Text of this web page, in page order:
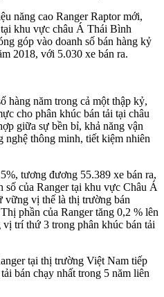
năng cao Ranger Raptor mới,
khu vực châu Á Thái Bình
góp vào doanh số bán hàng kỷ
2018, với 5.030 xe bán ra.
hàng năm trong cả một thập kỷ,
cho phân khúc bán tải tại châu
giữa sự bền bỉ, khả năng vận
nghệ thông minh, tiết kiệm nhiên
tương đương 55.389 xe bán ra,
số của Ranger tại khu vực Châu Á
vị thế là thị trường bán
phần của Ranger tăng 0,2 % lên
trí thứ 3 trong phân khúc bán tải
tại thị trường Việt Nam tiếp
bán chạy nhất trong 5 năm liên